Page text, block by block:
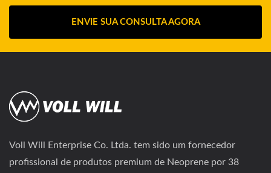
ENVIE SUA CONSULTA AGORA
Voll Will Enterprise Co. Ltda. tem sido um fornecedor
profissional de produtos premium de Neoprene por 38